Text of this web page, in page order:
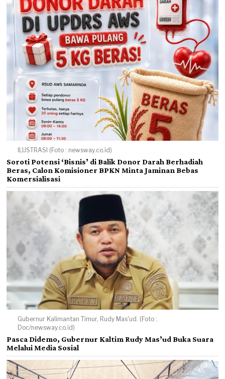
ILUSTRASI (Foto : newsway.co.id)
Soroti Potensi ‘Bisnis’ di Balik Donor Darah Berhadiah
Beras, Calon Komisioner BPKN Minta Jaminan Bebas
Komersialisasi
Gubernur Kalimantan Timur, Rudy Mas'ud. (Foto :
Doc/newsway.co.id)
Pasca Didemo, Gubernur Kaltim Rudy Mas’ud Buka Suara
Melalui Media Sosial